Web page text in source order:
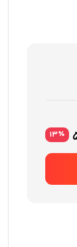
٪13
قیمت
فعلی
تومان 5,365,200